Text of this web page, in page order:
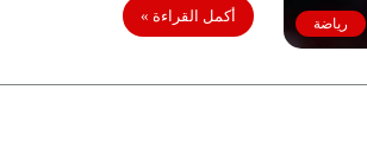
رياضة أكمل القراءة »